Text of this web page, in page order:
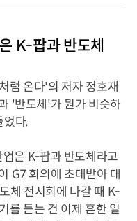
K-팝과 반도체
럼 온다'의 저자 정호재
'반도체'가 뭔가 비슷하
었다.
은 K-팝과 반도체라고
G7 회의에 초대받아 대
체 전시회에 나갈 때 K-
를 듣는 건 이제 흔한 일